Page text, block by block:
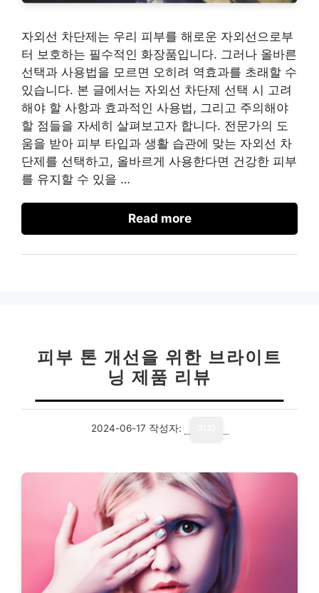
자외선 차단제는 우리 피부를 해로운 자외선으로부
터 보호하는 필수적인 화장품입니다. 그러나 올바른
선택과 사용법을 모르면 오히려 역효과를 초래할 수
있습니다. 본 글에서는 자외선 차단제 선택 시 고려
해야 할 사항과 효과적인 사용법, 그리고 주의해야
할 점들을 자세히 살펴보고자 합니다. 전문가의 도
움을 받아 피부 타입과 생활 습관에 맞는 자외선 차
단제를 선택하고, 올바르게 사용한다면 건강한 피부
를 유지할 수 있을 …
Read more
피부 톤 개선을 위한 브라이트
닝 제품 리뷰
2024-06-17 작성자: